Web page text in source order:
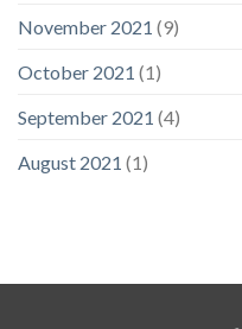
November 2021 (9)
October 2021 (1)
September 2021 (4)
August 2021 (1)